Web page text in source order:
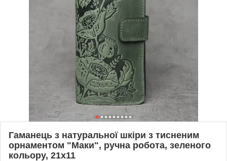
Гаманець з натуральної шкіри з тисненим
орнаментом "Маки", ручна робота, зеленого
кольору, 21х11